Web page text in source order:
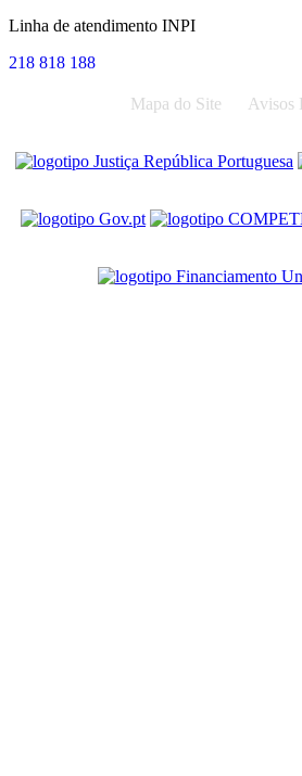
Linha de atendimento INPI
218 818 188
Mapa do Site Avisos